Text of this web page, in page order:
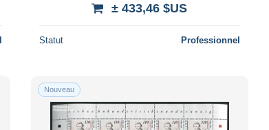
± 433,46 $US
Statut Professionnel
Nouveau